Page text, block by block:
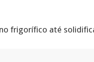
frigorífico até